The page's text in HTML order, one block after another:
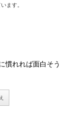
ます。
慣れれば面白そう